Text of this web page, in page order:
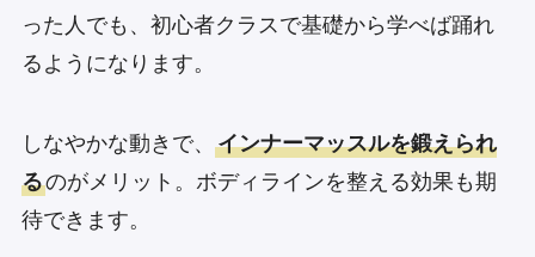
った人でも、初心者クラスで基礎から学べば踊れ
るようになります。
しなやかな動きで、 インナーマッスルを鍛えられ
るのがメリット。ボディラインを整える効果も期
待できます。